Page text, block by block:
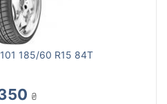
185/60 R15 84T
₴